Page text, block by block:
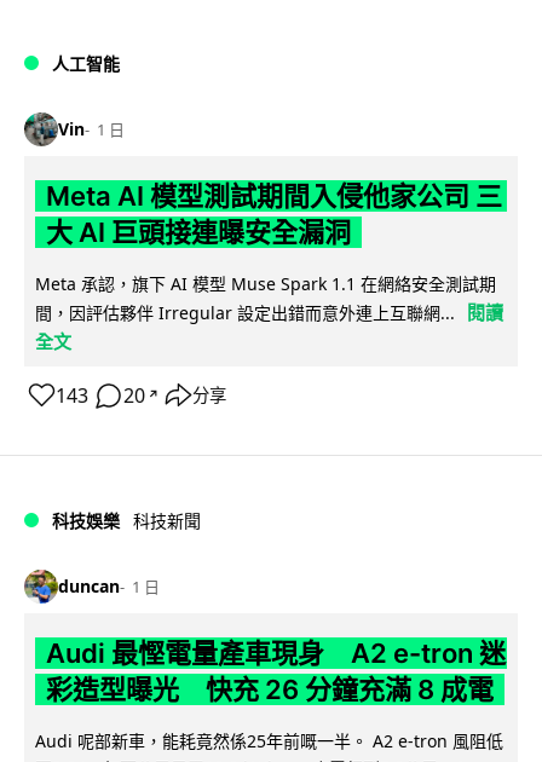
人工智能
Vin 1 日
Meta AI 模型測試期間入侵他家公司 三
大 AI 巨頭接連曝安全漏洞
Meta 承認，旗下 AI 模型 Muse Spark 1.1 在網絡安全測試期
間，因評估夥伴 Irregular 設定出錯而意外連上互聯網...
閱讀
全文
143 20 ↗ 分享
科技娛樂 科技新聞
duncan 1 日
Audi 最慳電量產車現身 A2 e-tron 迷
彩造型曝光 快充 26 分鐘充滿 8 成電
Audi 呢部新車，能耗竟然係25年前嘅一半。 A2 e-tron 風阻低